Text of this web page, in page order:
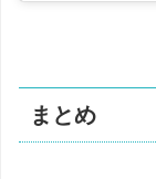
まとめ